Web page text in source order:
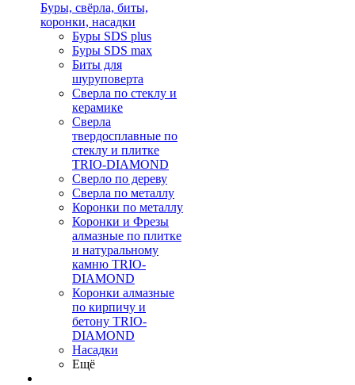
Буры, свёрла, биты,
коронки, насадки
Буры SDS plus
Буры SDS max
Биты для
шуруповерта
Сверла по стеклу и
керамике
Сверла
твердосплавные по
стеклу и плитке
TRIO-DIAMOND
Сверло по дереву
Сверла по металлу
Коронки по металлу
Коронки и Фрезы
алмазные по плитке
и натуральному
камню TRIO-
DIAMOND
Коронки алмазные
по кирпичу и
бетону TRIO-
DIAMOND
Насадки
Ещё